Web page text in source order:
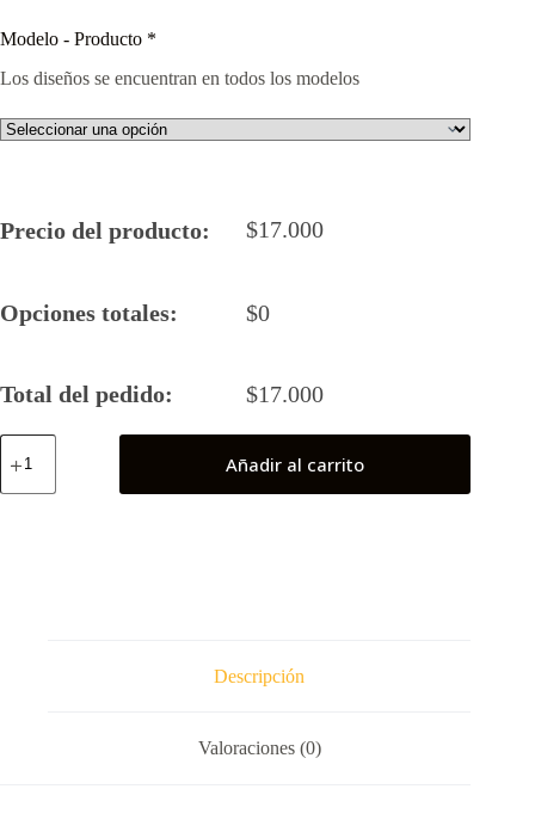
Modelo - Producto *
Los diseños se encuentran en todos los modelos
Precio del producto: $17.000
Opciones totales: $0
Total del pedido: $17.000
Deku
(Boku
Añadir al carrito
Descripción
Valoraciones (0)